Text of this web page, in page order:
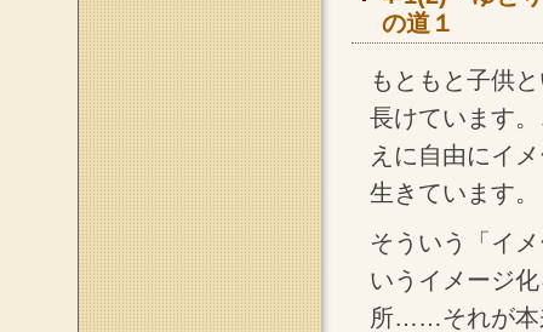
の道１
もともと子供
長けています
えに自由にイ
生きています。
そういう「イ
いうイメージ
所……それが本